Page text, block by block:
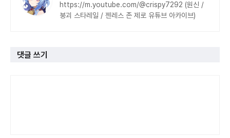
https://m.youtube.com/@crispy7292 (원신 /
붕괴 스타레일 / 젠레스 존 제로 유튜브 아카이브)
댓글 쓰기